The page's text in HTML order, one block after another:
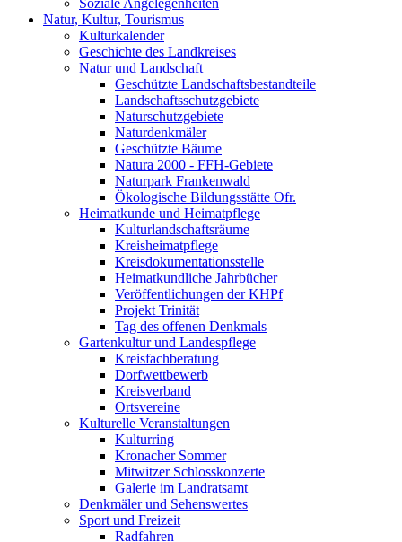
Soziale Angelegenheiten
Natur, Kultur, Tourismus
Kulturkalender
Geschichte des Landkreises
Natur und Landschaft
Geschützte Landschaftsbestandteile
Landschaftsschutzgebiete
Naturschutzgebiete
Naturdenkmäler
Geschützte Bäume
Natura 2000 - FFH-Gebiete
Naturpark Frankenwald
Ökologische Bildungsstätte Ofr.
Heimatkunde und Heimatpflege
Kulturlandschaftsräume
Kreisheimatpflege
Kreisdokumentationsstelle
Heimatkundliche Jahrbücher
Veröffentlichungen der KHPf
Projekt Trinität
Tag des offenen Denkmals
Gartenkultur und Landespflege
Kreisfachberatung
Dorfwettbewerb
Kreisverband
Ortsvereine
Kulturelle Veranstaltungen
Kulturring
Kronacher Sommer
Mitwitzer Schlosskonzerte
Galerie im Landratsamt
Denkmäler und Sehenswertes
Sport und Freizeit
Radfahren